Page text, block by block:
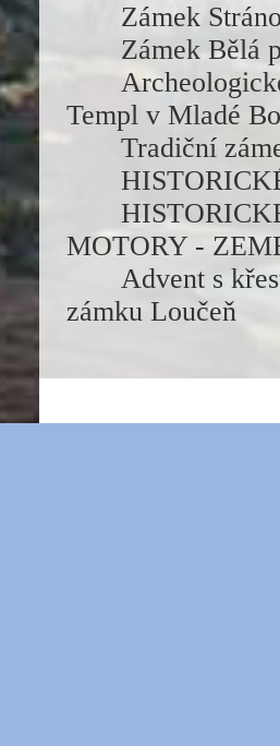
Zámek
Zámek Bělá
Templ v Mladé
Tradiční
MOTORY -
Advent s
zámku Loučeň